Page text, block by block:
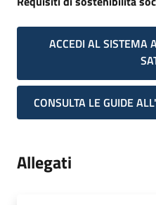
ACCEDI AL SISTEMA
CONSULTA LE GUIDE
Allegati